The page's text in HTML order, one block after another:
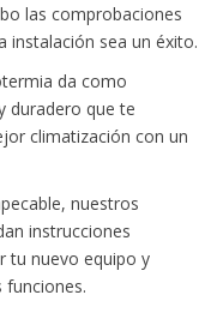
las comprobaciones
instalación sea un éxito.
da como
duradero que te
climatización con un
nuestros
instrucciones
tu nuevo equipo y